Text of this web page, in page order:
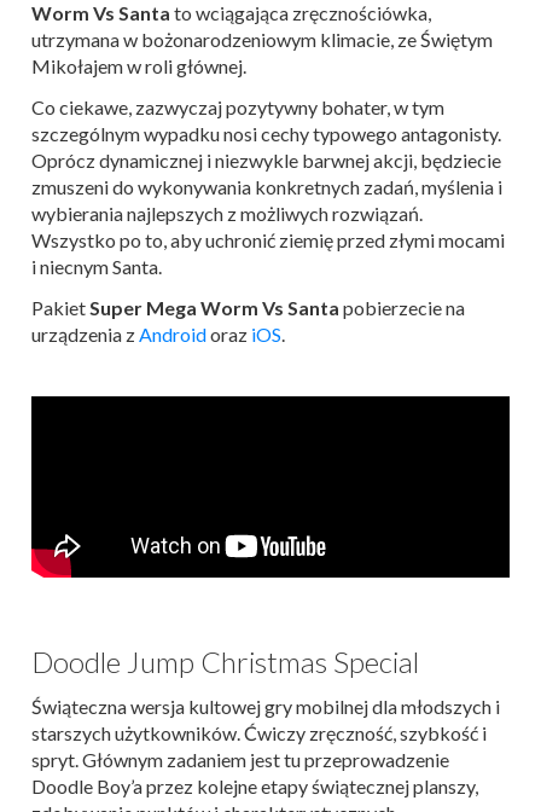
Worm Vs Santa to wciągająca zręcznościówka,
utrzymana w bożonarodzeniowym klimacie, ze Świętym
Mikołajem w roli głównej.
Co ciekawe, zazwyczaj pozytywny bohater, w tym
szczególnym wypadku nosi cechy typowego antagonisty.
Oprócz dynamicznej i niezwykle barwnej akcji, będziecie
zmuszeni do wykonywania konkretnych zadań, myślenia i
wybierania najlepszych z możliwych rozwiązań.
Wszystko po to, aby uchronić ziemię przed złymi mocami
i niecnym Santa.
PakietSuper Mega Worm Vs Santa pobierzecie na
urządzenia zAndroidoraz iOS.
Doodle Jump Christmas Special
Świąteczna wersja kultowej gry mobilnej dla młodszych i
starszych użytkowników. Ćwiczy zręczność, szybkość i
spryt. Głównym zadaniem jest tu przeprowadzenie
Doodle Boy’a przez kolejne etapy świątecznej planszy,